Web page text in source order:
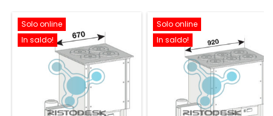
Solo online
In saldo!
Solo online
In saldo!